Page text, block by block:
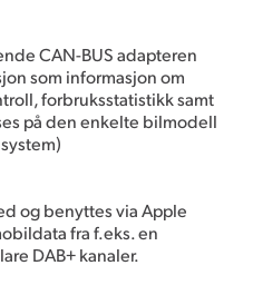
CAN-BUS adapteren
som informasjon om
forbruksstatistikk samt
på den enkelte bilmodell
og benyttes via Apple
fra f.eks. en
DAB+ kanaler.